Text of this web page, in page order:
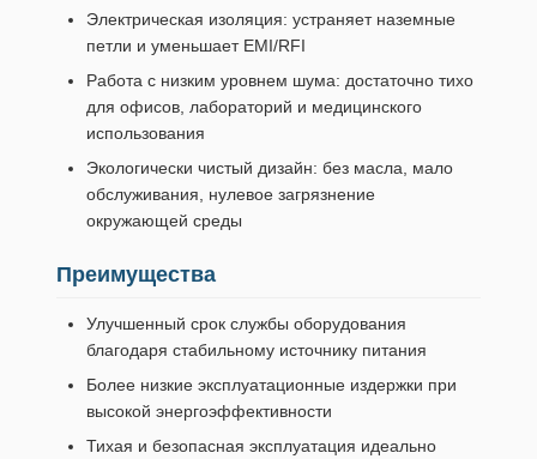
Электрическая изоляция: устраняет наземные
петли и уменьшает EMI/RFI
Работа с низким уровнем шума: достаточно тихо
для офисов, лабораторий и медицинского
использования
Экологически чистый дизайн: без масла, мало
обслуживания, нулевое загрязнение
окружающей среды
Преимущества
Улучшенный срок службы оборудования
благодаря стабильному источнику питания
Более низкие эксплуатационные издержки при
высокой энергоэффективности
Тихая и безопасная эксплуатация идеально